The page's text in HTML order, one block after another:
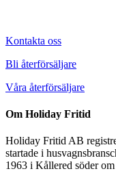
Kontakta oss
Bli återförsäljare
Våra återförsäljare
Om Holiday Fritid
Holiday Fritid AB
startade i
1963 i Kållered söder